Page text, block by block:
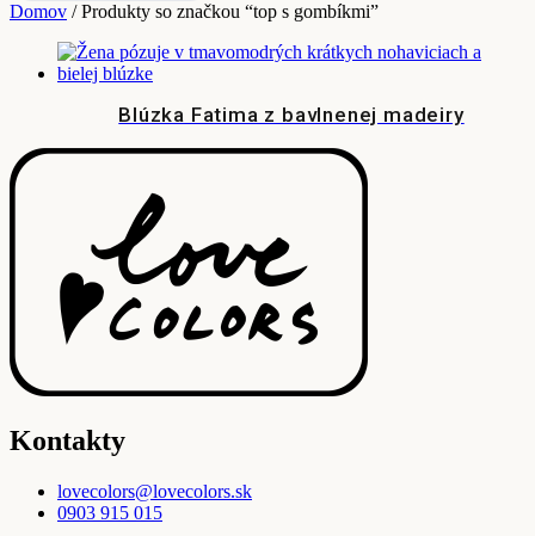
Domov / Produkty so značkou “top s gombíkmi”
Blúzka Fatima z bavlnenej madeiry
Kontakty
lovecolors@lovecolors.sk
0903 915 015